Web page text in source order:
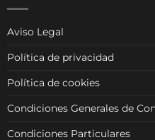
Aviso Legal
Política de privacidad
Política de cookies
Condiciones Generales de
Condiciones Particulares